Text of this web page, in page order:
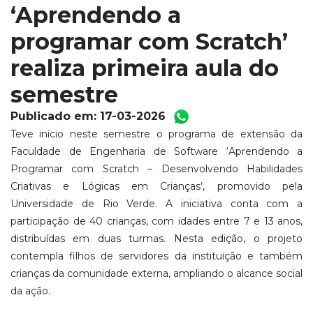
‘Aprendendo a
programar com Scratch’
realiza primeira aula do
semestre
Publicado em: 17-03-2026
Teve início neste semestre o programa de extensão da
Faculdade de Engenharia de Software ‘Aprendendo a
Programar com Scratch – Desenvolvendo Habilidades
Criativas e Lógicas em Crianças’, promovido pela
Universidade de Rio Verde. A iniciativa conta com a
participação de 40 crianças, com idades entre 7 e 13 anos,
distribuídas em duas turmas. Nesta edição, o projeto
contempla filhos de servidores da instituição e também
crianças da comunidade externa, ampliando o alcance social
da ação.